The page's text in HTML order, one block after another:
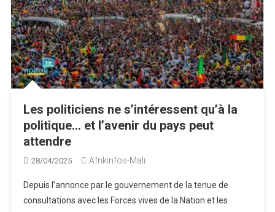
Les politiciens ne s’intéressent qu’à la
politique… et l’avenir du pays peut
attendre
28/04/2025 Afrikinfos-Mali
Depuis l’annonce par le gouvernement de la tenue de
consultations avec les Forces vives de la Nation et les